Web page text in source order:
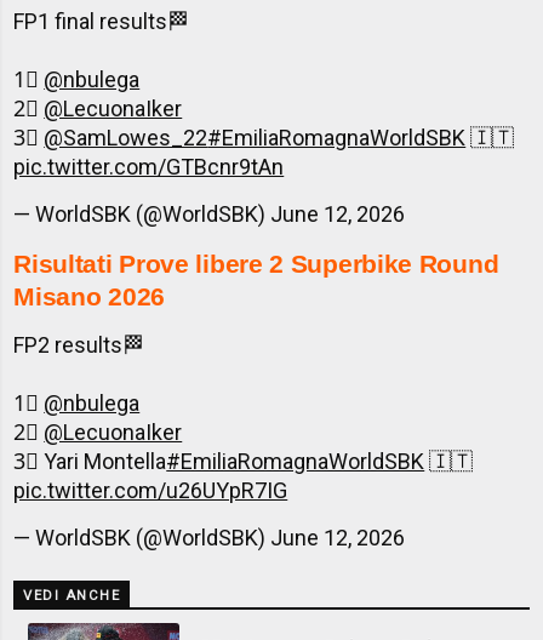
FP1 final results🏁
1⃣ @nbulega
2⃣ @LecuonaIker
3⃣ @SamLowes_22#EmiliaRomagnaWorldSBK🇮🇹
pic.twitter.com/GTBcnr9tAn
— WorldSBK (@WorldSBK) June 12, 2026
Risultati Prove libere 2 Superbike Round
Misano 2026
FP2 results🏁
1⃣ @nbulega
2⃣ @LecuonaIker
3⃣ Yari Montella#EmiliaRomagnaWorldSBK🇮🇹
pic.twitter.com/u26UYpR7IG
— WorldSBK (@WorldSBK) June 12, 2026
VEDI ANCHE